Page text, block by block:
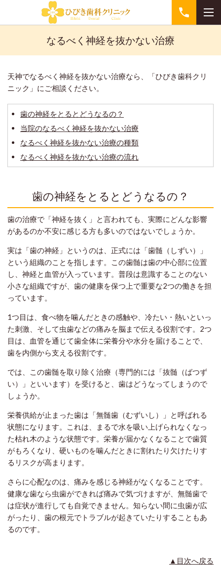
なるべく神経を抜かない治療
天神でなるべく神経を抜かない治療なら、「ひびき歯科クリ
ニック」にご相談ください。
歯の神経をとるとどうなるの？
当院のなるべく神経を抜かない治療
なるべく神経を抜かない治療の種類
なるべく神経を抜かない治療の流れ
歯の神経をとるとどうなるの？
歯の治療で「神経を抜く」と言われても、実際にどんな影響
があるのか不安に感じる方も多いのではないでしょうか。
実は「歯の神経」というのは、正式には「歯髄（しずい）」
という組織のことを指します。この歯髄は歯の中心部に位置
し、神経と血管が入っています。普段は意識することのない
小さな組織ですが、歯の健康を保つ上で重要な2つの働きを担
っています。
1つ目は、食べ物を噛んだときの感触や、冷たい・熱いといっ
た刺激、そして虫歯などの痛みを脳まで伝える役割です。2つ
目は、血管を通じて歯全体に栄養分や水分を届けることで、
歯を内側から支える役割です。
では、この歯髄を取り除く治療（専門的には「抜髄（ばつず
い）」といいます）を受けると、歯はどうなってしまうので
しょうか。
栄養供給が止まった歯は「無髄歯（むずいし）」と呼ばれる
状態になります。これは、まるで水を吸い上げられなくなっ
た枯れ木のような状態です。栄養が届かなくなることで歯質
がもろくなり、硬いものを噛んだときに割れたり欠けたりす
るリスクが高まります。
さらに心配なのは、痛みを感じる神経がなくなることです。
健康な歯なら虫歯ができれば痛みで気づけますが、無髄歯で
は症状が進行しても自覚できません。知らない間に虫歯が広
がったり、歯の根元でトラブルが起きていたりすることもあ
るのです。
▲目次へ戻る